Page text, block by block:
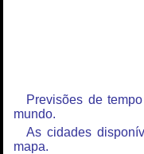
Previsões de
mundo.
As cidades
mapa.